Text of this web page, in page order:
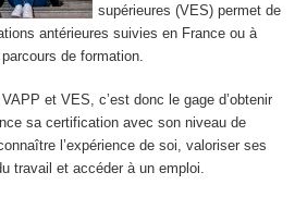
supérieures (VES) permet de
antérieures suivies en France ou à
de formation.
et VES, c’est donc le gage d’obtenir
sa certification avec son niveau de
l’expérience de soi, valoriser ses
travail et accéder à un emploi.